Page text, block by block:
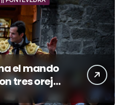
el mando
tres orejas
de peso